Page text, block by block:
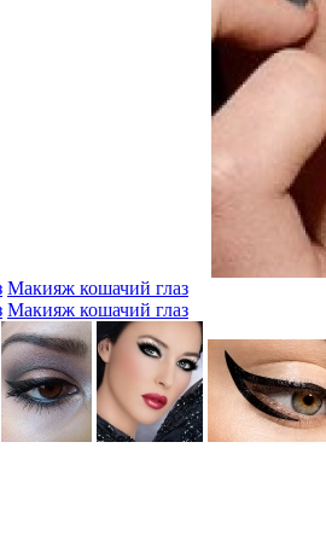
Макияж кошачий глаз
Макияж кошачий глаз